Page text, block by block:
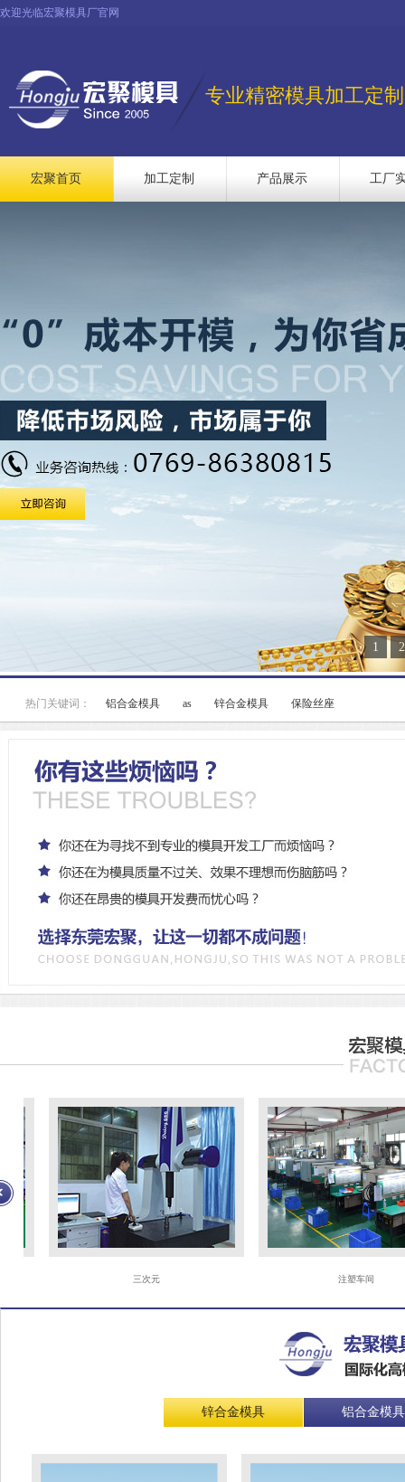
欢迎光临宏聚模具厂官网
专业精密模具加工定制
宏聚首页 加工定制 产品展示 工厂
1 2
热门关键词： 铝合金模具 as 锌合金模具 保险丝座
注塑车间
锌合金模具 铝合金模具